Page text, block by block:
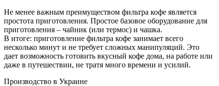
Не менее важным преимуществом фильтра кофе является
простота приготовления. Простое базовое оборудование для
приготовления – чайник (или термос) и чашка.
В итоге: приготовление фильтра кофе занимает всего
несколько минут и не требует сложных манипуляций. Это
дает возможность готовить вкусный кофе дома, на работе или
даже в путешествии, не тратя много времени и усилий.
Производство в Украине